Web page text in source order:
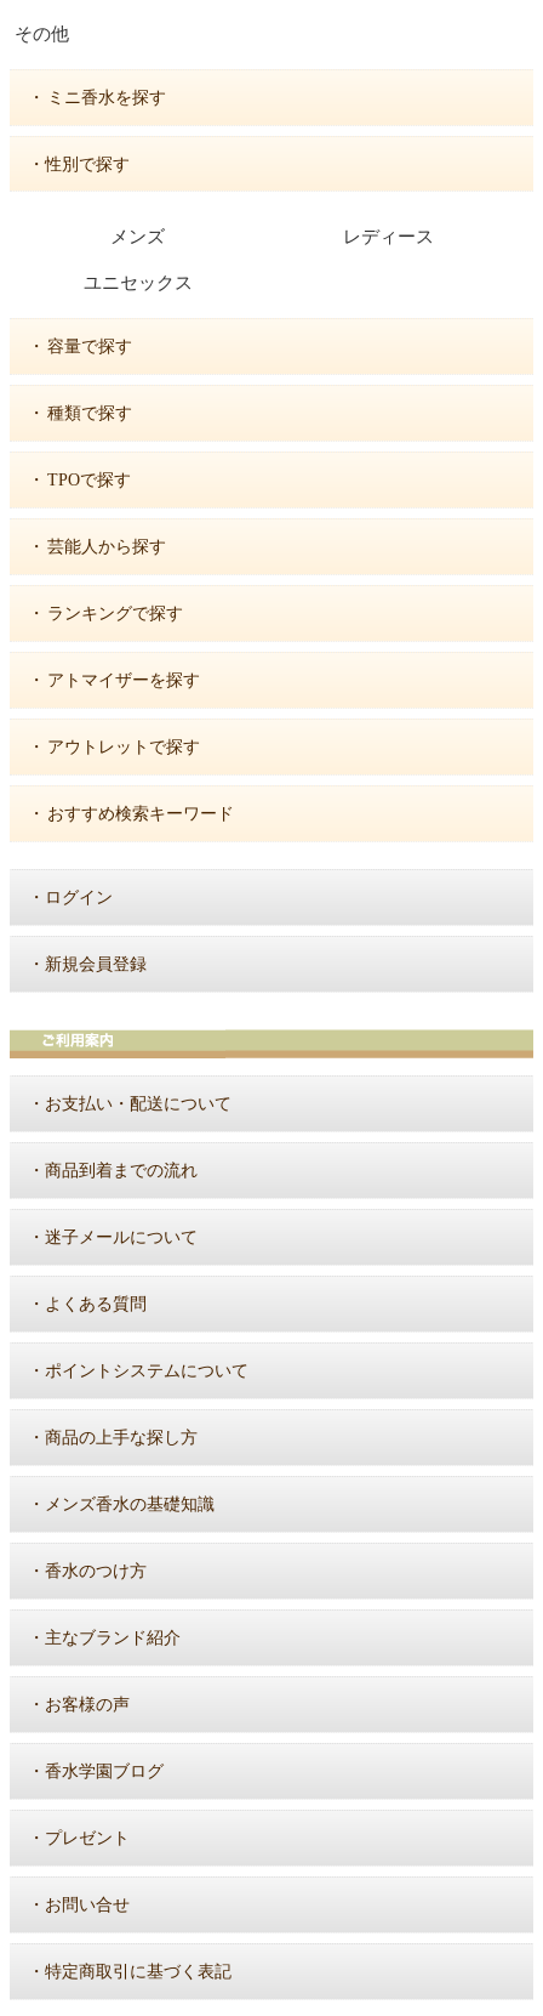
その他
・ ミニ香水を探す
・性別で探す
メンズ レディース
ユニセックス
・ 容量で探す
・ 種類で探す
・ TPOで探す
・ 芸能人から探す
・ ランキングで探す
・ アトマイザーを探す
・ アウトレットで探す
・ おすすめ検索キーワード
・ ログイン
・ 新規会員登録
・ お支払い・配送について
・ 商品到着までの流れ
・ 迷子メールについて
・ よくある質問
・ ポイントシステムについて
・ 商品の上手な探し方
・ メンズ香水の基礎知識
・ 香水のつけ方
・ 主なブランド紹介
・ お客様の声
・ 香水学園ブログ
・ プレゼント
・ お問い合せ
・ 特定商取引に基づく表記